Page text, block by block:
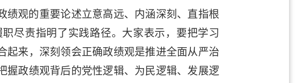
绩观的重要论述立意高远、内涵深刻、直指根
尽责指明了实践路径。大家表示，要把学习
起来，深刻领会正确政绩观是推进全面从严治
握政绩观背后的党性逻辑、为民逻辑、发展逻